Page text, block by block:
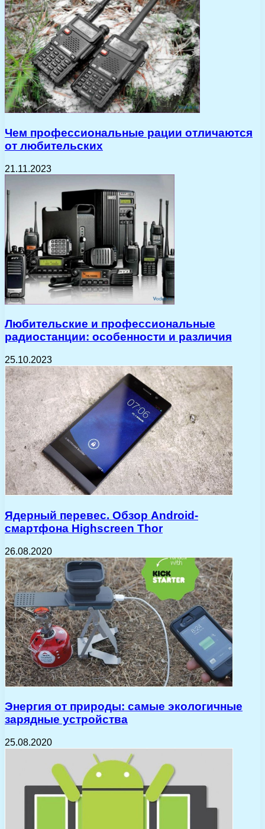
Чем профессиональные рации отличаются
от любительских
21.11.2023
Любительские и профессиональные
радиостанции: особенности и различия
25.10.2023
Ядерный перевес. Обзор Android-
смартфона Highscreen Thor
26.08.2020
Энергия от природы: самые экологичные
зарядные устройства
25.08.2020